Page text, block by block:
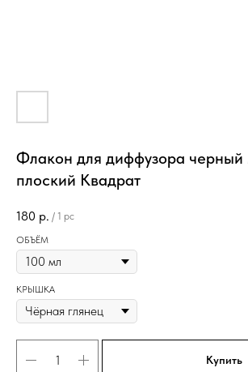
Флакон для диффузора черный
плоский Квадрат
180 р. / 1 pc
ОБЪЁМ
КРЫШКА
Купить